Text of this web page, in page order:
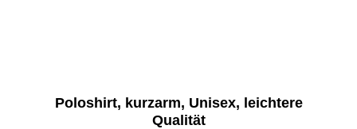
Poloshirt, kurzarm, Unisex, leichtere
Qualität